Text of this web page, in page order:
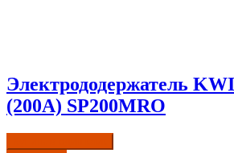
Электрододержатель
(200А) SP200MRO